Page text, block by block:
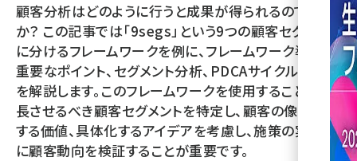
youtube (2455)
note (2329)
セミナー (2327)
z世代 (1635)
meo (1288)
顧客分析はどのように行うと成果が得られるのでしょう
か？ この記事では「9segs」という9つの顧客セグメント
に分けるフレームワークを例に、フレームワーク導入の
重要なポイント、セグメント分析、PDCAサイクルの手順
を解説します。このフレームワークを使用することで、成
長させるべき顧客セグメントを特定し、顧客の像や提供
する価値、具体化するアイデアを考慮し、施策の実行後
に顧客動向を検証することが重要です。